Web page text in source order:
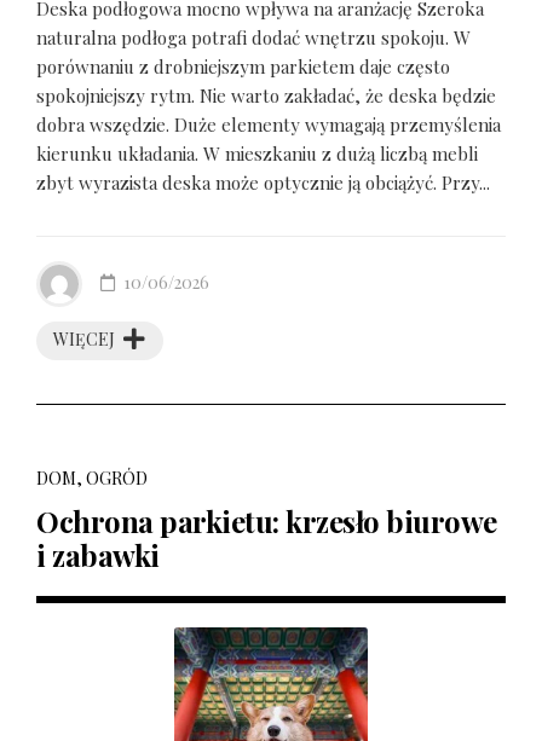
Deska podłogowa mocno wpływa na aranżację Szeroka
naturalna podłoga potrafi dodać wnętrzu spokoju. W
porównaniu z drobniejszym parkietem daje często
spokojniejszy rytm. Nie warto zakładać, że deska będzie
dobra wszędzie. Duże elementy wymagają przemyślenia
kierunku układania. W mieszkaniu z dużą liczbą mebli
zbyt wyrazista deska może optycznie ją obciążyć. Przy...
WIĘCEJ
10/06/2026
DOM, OGRÓD
Ochrona parkietu: krzesło biurowe
i zabawki